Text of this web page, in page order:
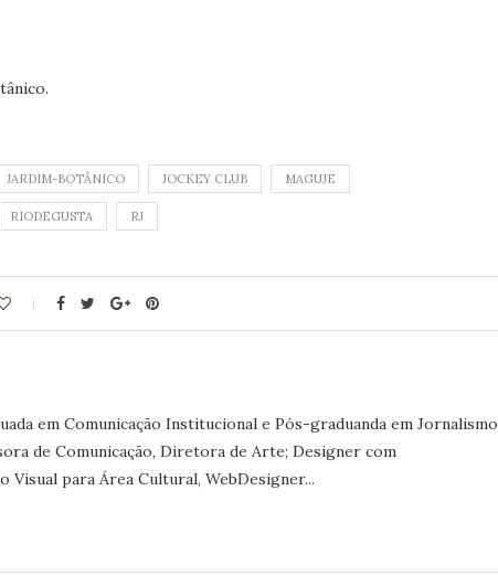
JARDIM-BOTÂNICO JOCKEY CLUB MAGUJE
RIODEGUSTA RJ
em Comunicação Institucional e Pós-graduanda em Jornalismo
de Comunicação, Diretora de Arte; Designer com
Visual para Área Cultural, WebDesigner...